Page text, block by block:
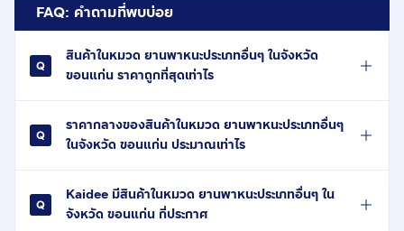
FAQ: คำถามที่พบบ่อย
สินค้าในหมวด ยานพาหนะประเภทอื่นๆ ในจังหวัด
ขอนแก่น ราคาถูกที่สุดเท่าไร
ราคากลางของสินค้าในหมวด ยานพาหนะประเภทอื่นๆ
ในจังหวัด ขอนแก่น ประมาณเท่าไร
Kaidee มีสินค้าในหมวด ยานพาหนะประเภทอื่นๆ ใน
จังหวัด ขอนแก่น กี่ประกาศ